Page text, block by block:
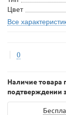
Цвет
Все
0
Наличие товара
подтверждении